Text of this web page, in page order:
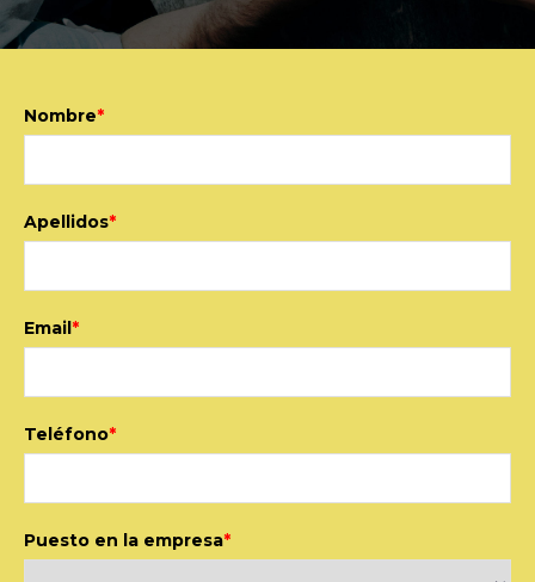
Nombre*
Apellidos*
Email *
Teléfono*
Puesto en la empresa*